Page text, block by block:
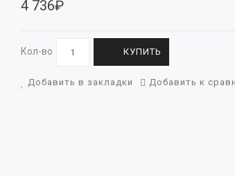
4 736₽
Кол-во КУПИТЬ
Добавить в закладки Добавить к